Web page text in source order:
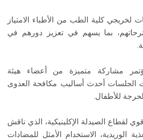
كلية الطب من الأطباء الامتياز
بما يسهم في تعزيز دورهم في
مشاركة متميزة من أعضاء هيئة
الجلسات أحدث أساليب مكافحة العدوى
للأطفال.
لقطاع الصيدلة الإكلينيكية، الذي ناقش
الوريدية، الاستخدام الأمثل للمضادات